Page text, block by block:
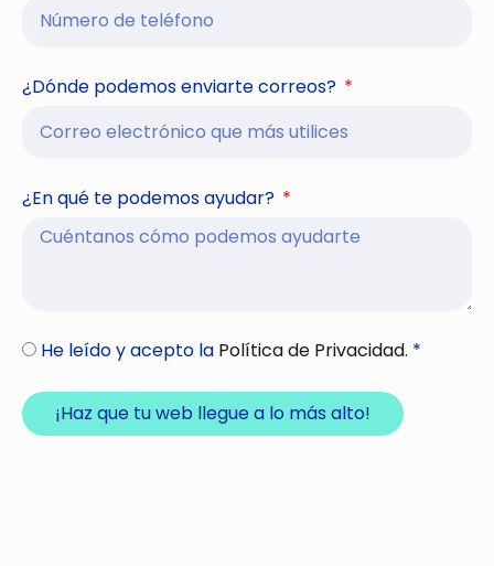
¿Dónde podemos enviarte correos?
¿En qué te podemos ayudar?
He leído y acepto la Política de Privacidad. *
¡Haz que tu web llegue a lo más alto!